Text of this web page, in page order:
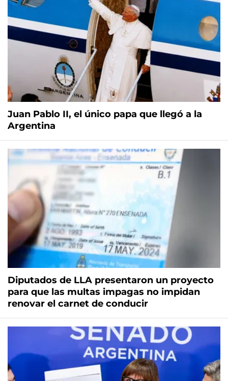
Juan Pablo II, el único papa que llegó a la
Argentina
Diputados de LLA presentaron un proyecto
para que las multas impagas no impidan
renovar el carnet de conducir